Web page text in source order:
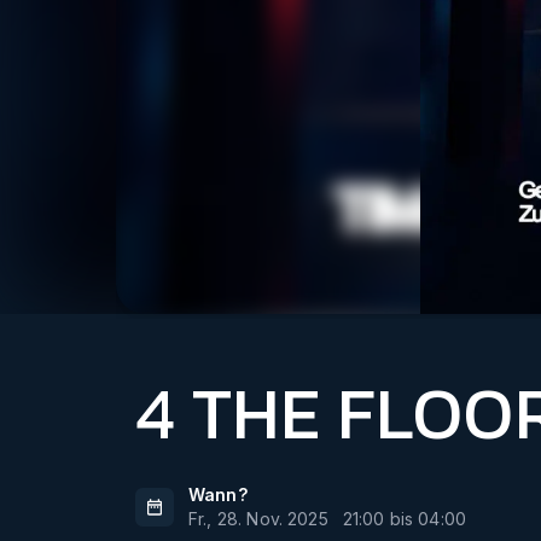
4 THE
Wann?
Fr., 28. Nov. 2025
21:00 bis04:00